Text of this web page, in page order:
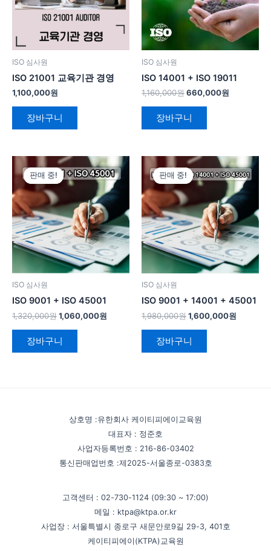
ISO 심사원
ISO 21001 교육기관 경영
1,100,000원
장바구니
ISO 심사원
ISO 14001 + ISO 19011
1,160,000원660,000원
장바구니
판매 중!
판매 중!
ISO 심사원
ISO 9001 + ISO 45001
1,320,000원
원
래
가
1,320,000
원.
1,060,000원
현
재
가
격:
1,060,000
원.
장바구니
판매 중!
판매 중!
ISO 심사원
ISO 9001 + 14001 + 45001
1,980,000원
원
래
가
1,980,000
원.
1,600,000원
현
재
가
격:
원.
장바구니
상호명 :유한회사 케이티피에이교육원
대표자 : 정준호
사업자등록번호 : 216-86-03402
통신판매업번호 :제2025-서울종로-0383호
고객센터 : 02-730-1124 (09:30 ~ 17:00)
메일 : ktpa@ktpa.or.kr
사업장 : 서울특별시 종로구 새문안로9길 29-3, 401호
케이티피에이(KTPA)교육원